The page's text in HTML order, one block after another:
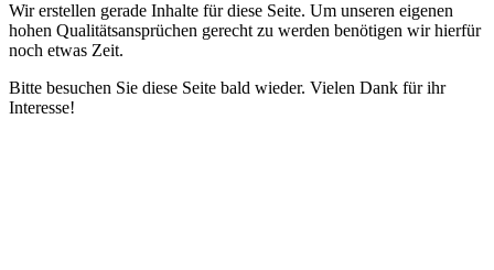
Wir erstellen gerade Inhalte für diese Seite. Um unseren eigenen
hohen Qualitätsansprüchen gerecht zu werden benötigen wir hierfür
noch etwas Zeit.
Bitte besuchen Sie diese Seite bald wieder. Vielen Dank für ihr
Interesse!